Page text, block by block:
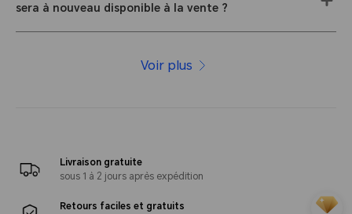
sera à nouveau disponible à la vente ?
Voir plus
Livraison gratuite
sous 1 à 2 jours après expédition
Retours faciles et gratuits